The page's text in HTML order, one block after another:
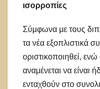
ισορροπίες
Σύμφωνα με τους
τα νέα εξοπλιστικά
οριστικοποιηθεί,
αναμένεται να είναι
ενταχθούν στο